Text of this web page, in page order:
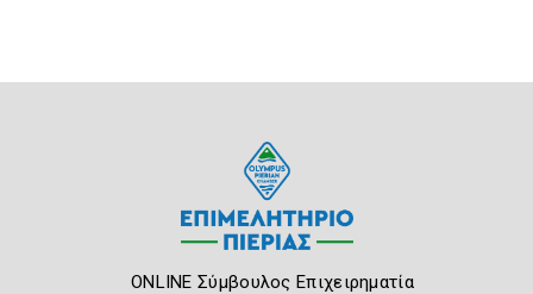
ONLINE Σύμβουλος Επιχειρηματία